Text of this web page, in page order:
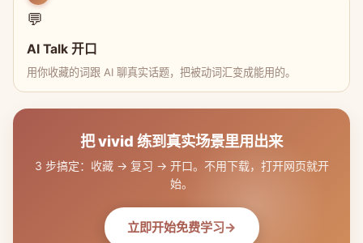
💬
AI Talk 开口
用你收藏的词跟 AI 聊真实话题，把被动词汇变成能用的。
把 vivid 练到真实场景里用出来
3 步搞定：收藏 → 复习 → 开口。不用下载，打开网页就开
始。
立即开始免费学习